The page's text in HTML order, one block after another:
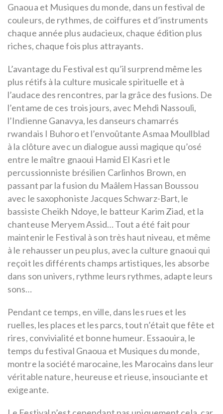
Gnaoua et Musiques du monde, dans un festival de
couleurs, de rythmes, de coiffures et d’instruments
chaque année plus audacieux, chaque édition plus
riches, chaque fois plus attrayants.
L’avantage du Festival est qu’il surprend même les
plus rétifs à la culture musicale spirituelle et à
l’audace des rencontres, par la grâce des fusions. De
l’entame de ces trois jours, avec Mehdi Nassouli,
l’Indienne Ganavya, les danseurs chamarrés
rwandais I Buhoro et l’envoûtante Asmaa Moullblad
à la clôture avec un dialogue aussi magique qu’osé
entre le maître gnaoui Hamid El Kasri et le
percussionniste brésilien Carlinhos Brown, en
passant par la fusion du Maâlem Hassan Boussou
avec le saxophoniste Jacques Schwarz-Bart, le
bassiste Cheikh Ndoye, le batteur Karim Ziad, et la
chanteuse Meryem Assid… Tout a été fait pour
maintenir le Festival à son très haut niveau, et même
à le rehausser un peu plus, avec la culture gnaoui qui
reçoit les différents champs artistiques, les absorbe
dans son univers, rythme leurs rythmes, adapte leurs
sons…
Pendant ce temps, en ville, dans les rues et les
ruelles, les places et les parcs, tout n’était que fête et
rires, convivialité et bonne humeur. Essaouira, le
temps du festival Gnaoua et Musiques du monde,
montre la société marocaine, les Marocains dans leur
véritable nature, heureuse et rieuse, insouciante et
exigeante.